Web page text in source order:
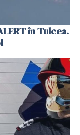
în Tulcea.